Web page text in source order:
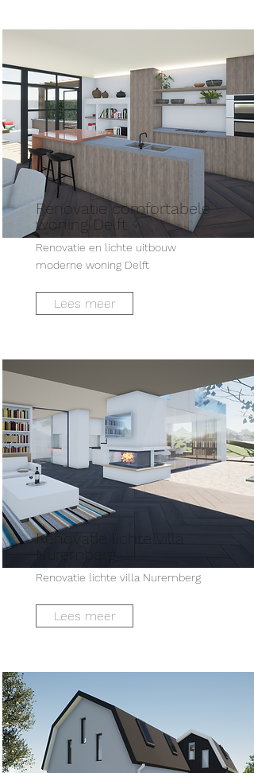
Renovatie comfortabele
woning Delft
Renovatie en lichte uitbouw
moderne woning Delft
Lees meer
Renovatie lichte villa
Nuremberg
Renovatie lichte villa Nuremberg
Lees meer